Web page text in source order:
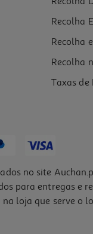
Recolha
Recolha
Recolha
Taxas de
no site
para entregas e
loja que serve